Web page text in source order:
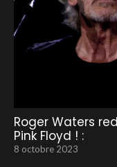
Roger Waters
Pink Floyd ! :
8 octobre 2023